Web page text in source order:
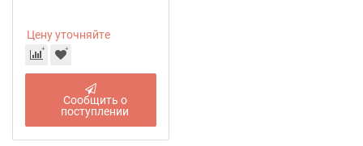
Цену уточняйте
Сообщить о
поступлении